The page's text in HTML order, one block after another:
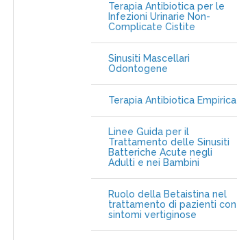
Terapia Antibiotica per le
Infezioni Urinarie Non-
Complicate Cistite
Sinusiti Mascellari
Odontogene
Terapia Antibiotica Empirica
Linee Guida per il
Trattamento delle Sinusiti
Batteriche Acute negli
Adulti e nei Bambini
Ruolo della Betaistina nel
trattamento di pazienti con
sintomi vertiginose